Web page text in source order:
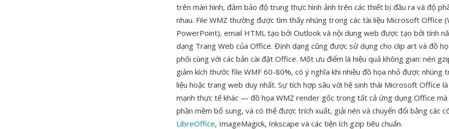
trên màn hình, đảm bảo độ trung thực hình ảnh trên các thiết bị đầu ra và độ
nhau. File WMZ thường được tìm thấy nhúng trong các tài liệu Microsoft Office
PowerPoint), email HTML tạo bởi Outlook và nội dung web được tạo bởi tính
dạng Trang Web của Office. Định dạng cũng được sử dụng cho clip art và đồ
phối cùng với các bản cài đặt Office. Một ưu điểm là hiệu quả không gian: nén
giảm kích thước file WMF 60-80%, có ý nghĩa khi nhiều đồ họa nhỏ được nhúng
liệu hoặc trang web duy nhất. Sự tích hợp sâu với hệ sinh thái Microsoft Office
mạnh thực tế khác — đồ họa WMZ render gốc trong tất cả ứng dụng Office mà
phần mềm bổ sung, và có thể được trích xuất, giải nén và chuyển đổi bằng các
LibreOffice, ImageMagick, Inkscape và các tiện ích gzip tiêu chuẩn.